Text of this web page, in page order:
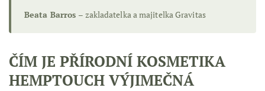
Beata Barros – zakladatelka a majitelka Gravitas
ČÍM JE PŘÍRODNÍ KOSMETIKA
HEMPTOUCH VÝJIMEČNÁ